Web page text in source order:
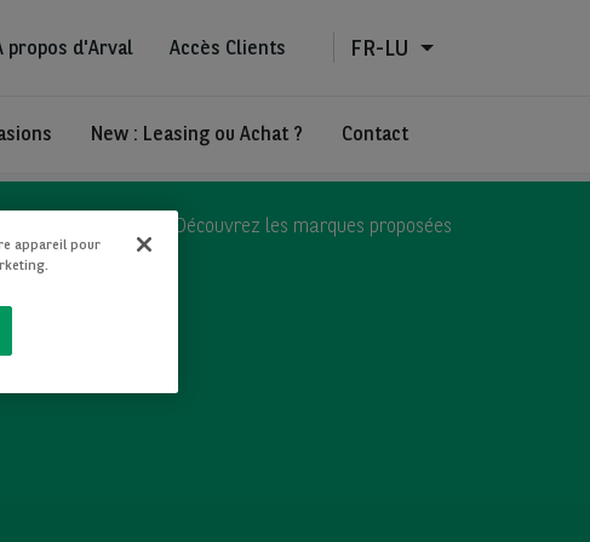
propos d'Arval Accès Clients FR-LU
New : Leasing ou Achat ? Contact
Découvrez les marques proposées
appareil pour